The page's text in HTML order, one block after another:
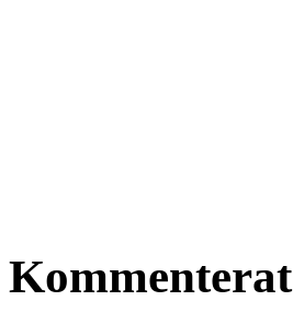
Kommenterat